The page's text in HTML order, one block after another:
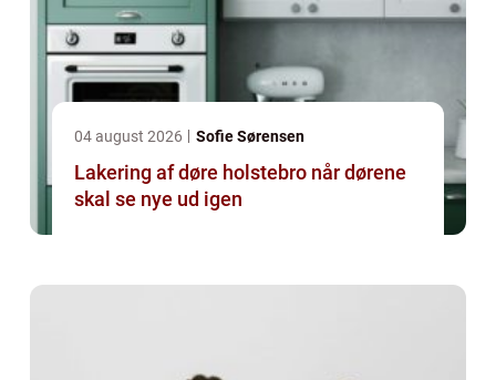
04 august 2026 Sofie Sørensen
Lakering af døre holstebro når dørene
skal se nye ud igen